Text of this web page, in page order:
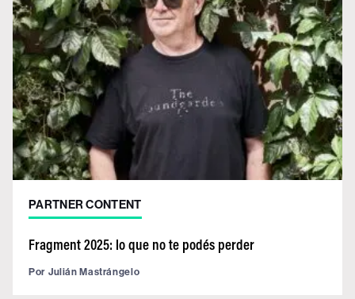
PARTNER CONTENT
Fragment 2025: lo que no te podés perder
Por Julián Mastrángelo